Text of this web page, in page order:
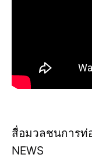
สื่อมวลชนการท่
NEWS